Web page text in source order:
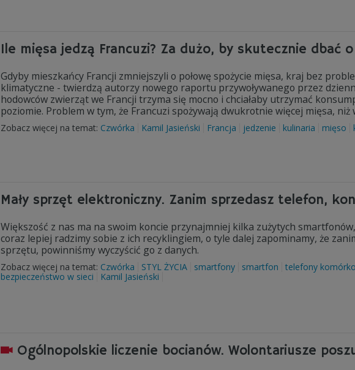
Ile mięsa jedzą Francuzi? Za dużo, by skutecznie dbać
Gdyby mieszkańcy Francji zmniejszyli o połowę spożycie mięsa, kraj bez
klimatyczne - twierdzą autorzy nowego raportu przywoływanego przez
hodowców zwierząt we Francji trzyma się mocno i chciałaby utrzymać
poziomie. Problem w tym, że Francuzi spożywają dwukrotnie więcej mięsa,
Zobacz więcej na temat: Czwórka Kamil Jasieński Francja jedzenie kulinaria mięso
Mały sprzęt elektroniczny. Zanim sprzedasz telefon,
Większość z nas ma na swoim koncie przynajmniej kilka zużytych
coraz lepiej radzimy sobie z ich recyklingiem, o tyle dalej zapominamy, że
sprzętu, powinniśmy wyczyścić go z danych.
Zobacz więcej na temat: Czwórka STYL ŻYCIA smartfony smartfon telefony
bezpieczeństwo w sieci
Kamil Jasieński
Ogólnopolskie liczenie bocianów. Wolontariusze